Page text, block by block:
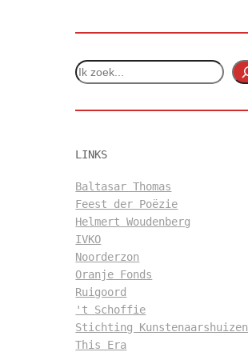
Z
o
n
LINKS
Baltasar Thomas
Feest der Poëzie
Helmert Woudenberg
IVKO
Noorderzon
Oranje Fonds
Ruigoord
't Schoffie
Stichting Kunstenaarshuizen
This Era